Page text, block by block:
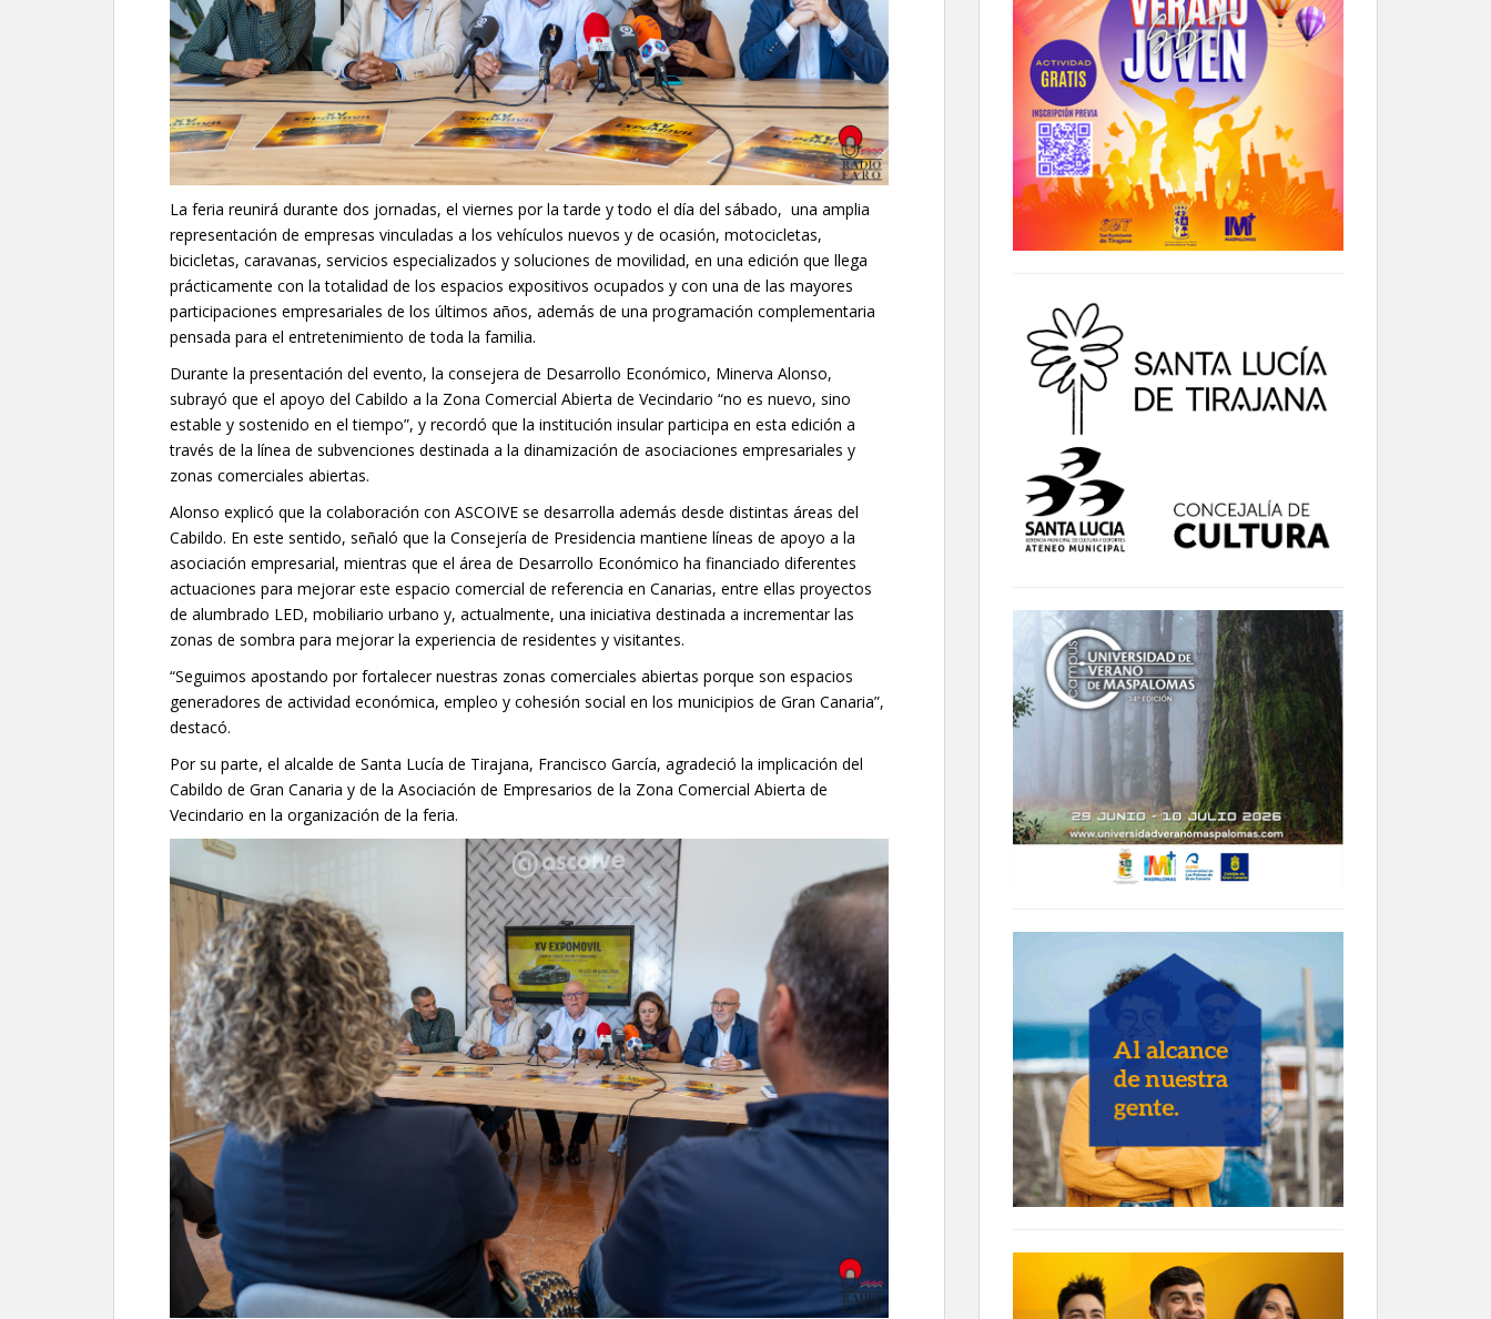
La feria reunirá durante dos jornadas, el viernes por la tarde y todo el día del sábado, una amplia
representación de empresas vinculadas a los vehículos nuevos y de ocasión, motocicletas,
bicicletas, caravanas, servicios especializados y soluciones de movilidad, en una edición que llega
prácticamente con la totalidad de los espacios expositivos ocupados y con una de las mayores
participaciones empresariales de los últimos años, además de una programación complementaria
pensada para el entretenimiento de toda la familia.
Durante la presentación del evento, la consejera de Desarrollo Económico, Minerva Alonso,
subrayó que el apoyo del Cabildo a la Zona Comercial Abierta de Vecindario “no es nuevo, sino
estable y sostenido en el tiempo”, y recordó que la institución insular participa en esta edición a
través de la línea de subvenciones destinada a la dinamización de asociaciones empresariales y
zonas comerciales abiertas.
Alonso explicó que la colaboración con ASCOIVE se desarrolla además desde distintas áreas del
Cabildo. En este sentido, señaló que la Consejería de Presidencia mantiene líneas de apoyo a la
asociación empresarial, mientras que el área de Desarrollo Económico ha financiado diferentes
actuaciones para mejorar este espacio comercial de referencia en Canarias, entre ellas proyectos
de alumbrado LED, mobiliario urbano y, actualmente, una iniciativa destinada a incrementar las
zonas de sombra para mejorar la experiencia de residentes y visitantes.
“Seguimos apostando por fortalecer nuestras zonas comerciales abiertas porque son espacios
generadores de actividad económica, empleo y cohesión social en los municipios de Gran Canaria”,
destacó.
Por su parte, el alcalde de Santa Lucía de Tirajana, Francisco García, agradeció la implicación del
Cabildo de Gran Canaria y de la Asociación de Empresarios de la Zona Comercial Abierta de
Vecindario en la organización de la feria.